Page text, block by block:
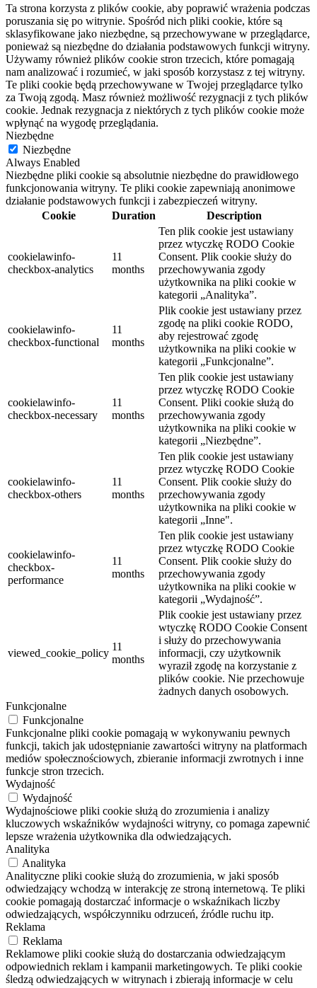
Ta strona korzysta z plików cookie, aby poprawić wrażenia podczas
poruszania się po witrynie. Spośród nich pliki cookie, które są
sklasyfikowane jako niezbędne, są przechowywane w przeglądarce,
ponieważ są niezbędne do działania podstawowych funkcji witryny.
Używamy również plików cookie stron trzecich, które pomagają
nam analizować i rozumieć, w jaki sposób korzystasz z tej witryny.
Te pliki cookie będą przechowywane w Twojej przeglądarce tylko
za Twoją zgodą. Masz również możliwość rezygnacji z tych plików
cookie. Jednak rezygnacja z niektórych z tych plików cookie może
wpłynąć na wygodę przeglądania.
Niezbędne
Niezbędne
Always Enabled
Niezbędne pliki cookie są absolutnie niezbędne do prawidłowego
funkcjonowania witryny. Te pliki cookie zapewniają anonimowe
działanie podstawowych funkcji i zabezpieczeń witryny.
Cookie
Duration Description
cookielawinfo-
checkbox-analytics
11
months
Ten plik cookie jest ustawiany
przez wtyczkę RODO Cookie
Consent. Plik cookie służy do
przechowywania zgody
użytkownika na pliki cookie w
kategorii „Analityka”.
cookielawinfo-
checkbox-functional
11
months
Plik cookie jest ustawiany przez
zgodę na pliki cookie RODO,
aby rejestrować zgodę
użytkownika na pliki cookie w
kategorii „Funkcjonalne”.
cookielawinfo-
checkbox-necessary
11
months
Ten plik cookie jest ustawiany
przez wtyczkę RODO Cookie
Consent. Pliki cookie służą do
przechowywania zgody
użytkownika na pliki cookie w
kategorii „Niezbędne”.
cookielawinfo-
checkbox-others
11
months
Ten plik cookie jest ustawiany
przez wtyczkę RODO Cookie
Consent. Plik cookie służy do
przechowywania zgody
użytkownika na pliki cookie w
kategorii „Inne".
cookielawinfo-
checkbox-
performance
11
months
Ten plik cookie jest ustawiany
przez wtyczkę RODO Cookie
Consent. Plik cookie służy do
przechowywania zgody
użytkownika na pliki cookie w
kategorii „Wydajność”.
viewed_cookie_policy
11
months
Plik cookie jest ustawiany przez
wtyczkę RODO Cookie Consent
i służy do przechowywania
informacji, czy użytkownik
wyraził zgodę na korzystanie z
plików cookie. Nie przechowuje
żadnych danych osobowych.
Funkcjonalne
Funkcjonalne
Funkcjonalne pliki cookie pomagają w wykonywaniu pewnych
funkcji, takich jak udostępnianie zawartości witryny na platformach
mediów społecznościowych, zbieranie informacji zwrotnych i inne
funkcje stron trzecich.
Wydajność
Wydajność
Wydajnościowe pliki cookie służą do zrozumienia i analizy
kluczowych wskaźników wydajności witryny, co pomaga zapewnić
lepsze wrażenia użytkownika dla odwiedzających.
Analityka
Analityka
Analityczne pliki cookie służą do zrozumienia, w jaki sposób
odwiedzający wchodzą w interakcję ze stroną internetową. Te pliki
cookie pomagają dostarczać informacje o wskaźnikach liczby
odwiedzających, współczynniku odrzuceń, źródle ruchu itp.
Reklama
Reklama
Reklamowe pliki cookie służą do dostarczania odwiedzającym
odpowiednich reklam i kampanii marketingowych. Te pliki cookie
śledzą odwiedzających w witrynach i zbierają informacje w celu